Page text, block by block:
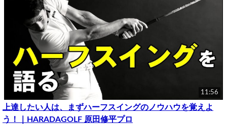
11:56
上達したい人は、まずハーフスイングのノウハウを覚えよ
う！｜HARADAGOLF 原田修平プロ